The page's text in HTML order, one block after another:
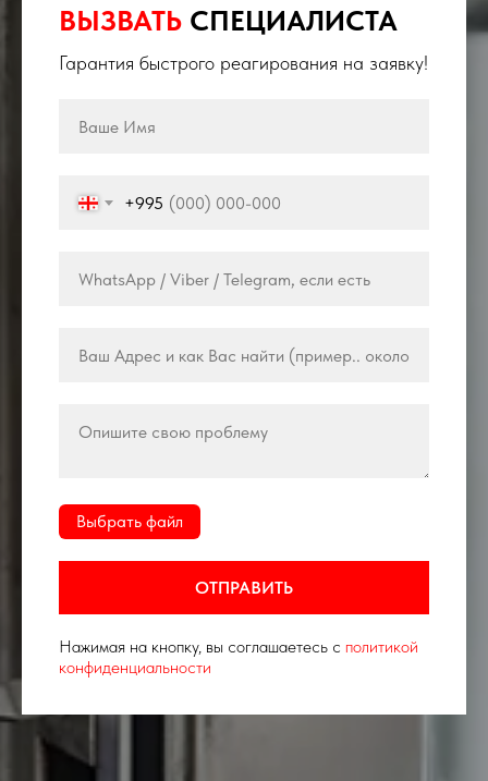
ВЫЗВАТЬ СПЕЦИАЛИСТА
Гарантия быстрого реагирования на заявку!
+995
Выбрать файл
ОТПРАВИТЬ
Нажимая на кнопку, вы соглашаетесь с политикой
конфиденциальности